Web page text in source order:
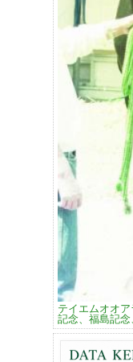
テイエムオオ
記念、福島記